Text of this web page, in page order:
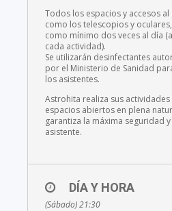
Todos los espacios y accesos
como los telescopios y
como mínimo dos veces al día
cada actividad).
Se utilizarán desinfectantes
por el Ministerio de Sanidad
los asistentes.
Astrohita realiza sus
espacios abiertos en plena
garantiza la máxima seguridad
asistente.
DÍA Y HORA
(Sábado) 21:30